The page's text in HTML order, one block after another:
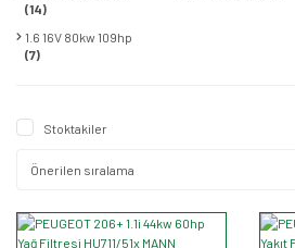
(14)
1.6 16V 80kw 109hp
(7)
Stoktakiler